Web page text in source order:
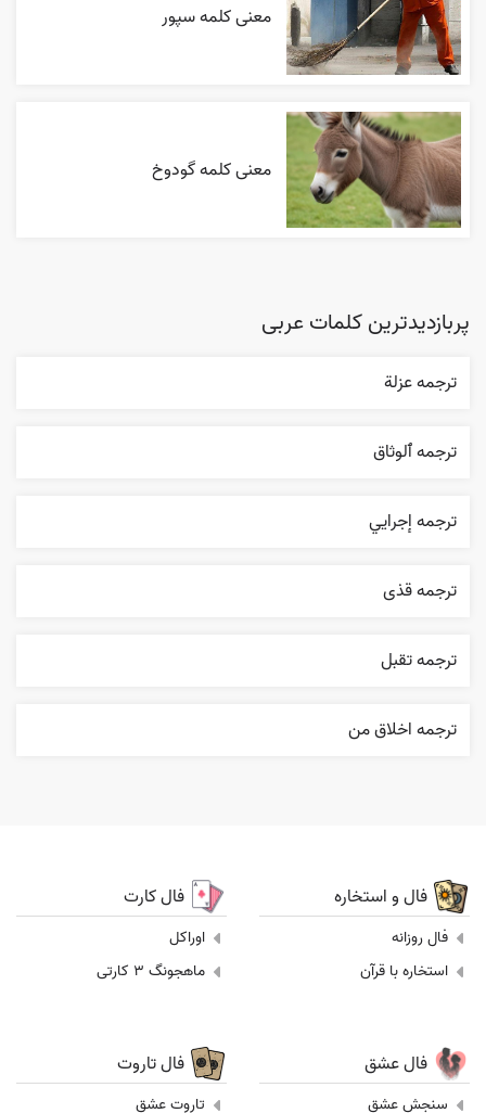
معنی کلمه سپور
معنی کلمه گودوخ
پربازدیدترین کلمات عربی
ترجمه عزلة
ترجمه ٱلوثاق
ترجمه إجرایي
ترجمه قذی
ترجمه تقبل
ترجمه اخلاق من
فال و استخاره
فال روزانه
استخاره با قرآن
فال کارت
اوراکل
ماهجونگ 3 کارتی
فال عشق
سنجش عشق
فال تاروت
تاروت عشق